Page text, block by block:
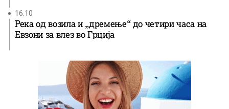
16:10
Река од возила и „дремење“ до четири часа на
Евзони за влез во Грција